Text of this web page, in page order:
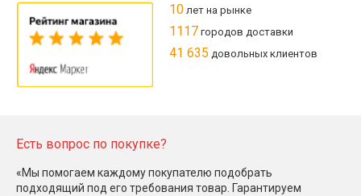
10 лет на рынке
1117 городов доставки
41 635 довольных клиентов
Есть вопрос по покупке?
«Мы помогаем каждому покупателю подобрать
подходящий под его требования товар. Гарантируем